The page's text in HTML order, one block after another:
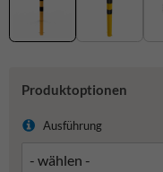
Produktoptionen
Ausführung